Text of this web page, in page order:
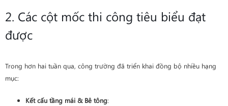
2. Các cột mốc thi công tiêu biểu đạt
được
Trong hơn hai tuần qua, công trường đã triển khai đồng bộ nhiều hạng
mục:
Kết cấu tầng mái & Bê tông: